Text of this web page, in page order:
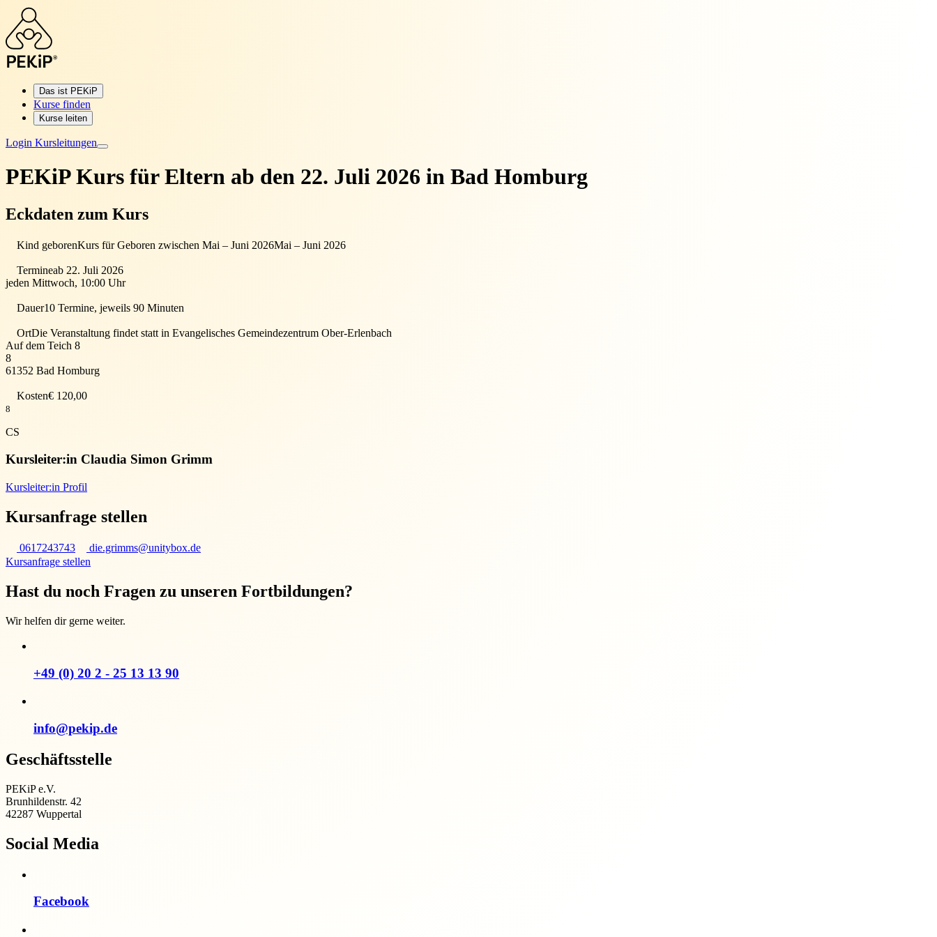
Das ist PEKiP
Kurse finden
Kurse leiten
Login Kursleitungen
PEKiP Kurs für Eltern ab den 22. Juli 2026 in Bad Homburg
Eckdaten zum Kurs
Kind geborenKurs für Geboren zwischen Mai – Juni 2026Mai – Juni 2026
Termineab 22. Juli 2026
jeden Mittwoch, 10:00 Uhr
Dauer10 Termine, jeweils 90 Minuten
OrtDie Veranstaltung findet statt in Evangelisches Gemeindezentrum Ober-Erlenbach
Auf dem Teich 8
8
61352 Bad Homburg
Kosten€ 120,00
8
CS
Kursleiter:in Claudia Simon Grimm
Kursleiter:in Profil
Kursanfrage stellen
0617243743
die.grimms@unitybox.de
Kursanfrage stellen
Hast du noch Fragen zu unseren Fortbildungen?
Wir helfen dir gerne weiter.
+49 (0) 20 2 - 25 13 13 90
info@pekip.de
Geschäftsstelle
PEKiP e.V.
Brunhildenstr. 42
42287 Wuppertal
Social Media
Facebook